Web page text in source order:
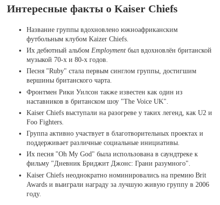
Интересные факты о Kaiser Chiefs
Название группы вдохновлено южноафриканским
футбольным клубом Kaizer Chiefs.
Их дебютный альбом Employment был вдохновлён британской
музыкой 70-х и 80-х годов.
Песня "Ruby" стала первым синглом группы, достигшим
вершины британского чарта.
Фронтмен Рики Уилсон также известен как один из
наставников в британском шоу "The Voice UK".
Kaiser Chiefs выступали на разогреве у таких легенд, как U2 и
Foo Fighters.
Группа активно участвует в благотворительных проектах и
поддерживает различные социальные инициативы.
Их песня "Oh My God" была использована в саундтреке к
фильму "Дневник Бриджит Джонс: Грани разумного".
Kaiser Chiefs неоднократно номинировались на премию Brit
Awards и выиграли награду за лучшую живую группу в 2006
году.